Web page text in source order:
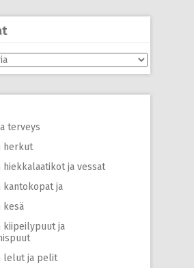
terveys
herkut
hiekkalaatikot ja vessat
kantokopat ja
kesä
kiipeilypuut ja
lelut ja pelit